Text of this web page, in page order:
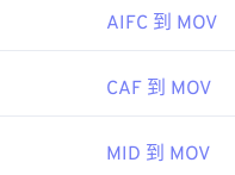
製造商協會
種檔案類型也使用 MOV
AIFC 到 MOV
CAF 到 MOV
MID 到 MOV